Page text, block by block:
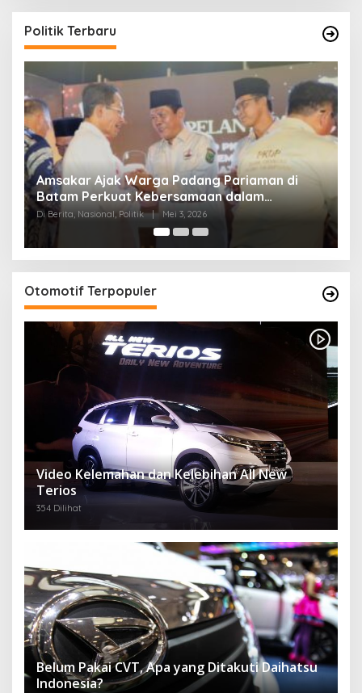
Politik Terbaru
Pariaman di
dalam
Ini Dia Hubungan Partai Garuda
Gerindra
Di Berita, Politik Februari 19, 2018
Otomotif Terpopuler
Video Kelemahan dan Kelebihan All New
Terios
354 Dilihat
Belum Pakai CVT, Apa yang Ditakuti Daihatsu
Indonesia?